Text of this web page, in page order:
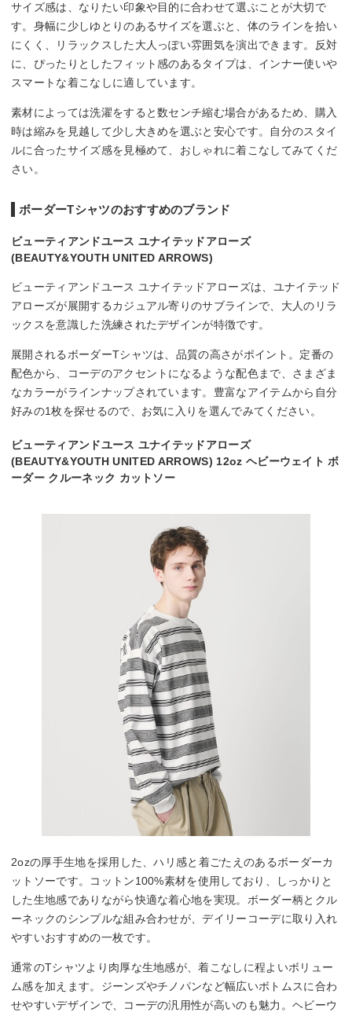
サイズ感は、なりたい印象や目的に合わせて選ぶことが大切で
す。身幅に少しゆとりのあるサイズを選ぶと、体のラインを拾い
にくく、リラックスした大人っぽい雰囲気を演出できます。反対
に、ぴったりとしたフィット感のあるタイプは、インナー使いや
スマートな着こなしに適しています。
素材によっては洗濯をすると数センチ縮む場合があるため、購入
時は縮みを見越して少し大きめを選ぶと安心です。自分のスタイ
ルに合ったサイズ感を見極めて、おしゃれに着こなしてみてくだ
さい。
ボーダーTシャツのおすすめのブランド
ビューティアンドユース ユナイテッドアローズ
(BEAUTY&YOUTH UNITED ARROWS)
ビューティアンドユース ユナイテッドアローズは、ユナイテッド
アローズが展開するカジュアル寄りのサブラインで、大人のリラ
ックスを意識した洗練されたデザインが特徴です。
展開されるボーダーTシャツは、品質の高さがポイント。定番の
配色から、コーデのアクセントになるような配色まで、さまざま
なカラーがラインナップされています。豊富なアイテムから自分
好みの1枚を探せるので、お気に入りを選んでみてください。
ビューティアンドユース ユナイテッドアローズ
(BEAUTY&YOUTH UNITED ARROWS) 12oz ヘビーウェイト ボ
ーダー クルーネック カットソー
2ozの厚手生地を採用した、ハリ感と着ごたえのあるボーダーカ
ットソーです。コットン100%素材を使用しており、しっかりと
した生地感でありながら快適な着心地を実現。ボーダー柄とクル
ーネックのシンプルな組み合わせが、デイリーコーデに取り入れ
やすいおすすめの一枚です。
通常のTシャツより肉厚な生地感が、着こなしに程よいボリュー
ム感を加えます。ジーンズやチノパンなど幅広いボトムスに合わ
せやすいデザインで、コーデの汎用性が高いのも魅力。ヘビーウ